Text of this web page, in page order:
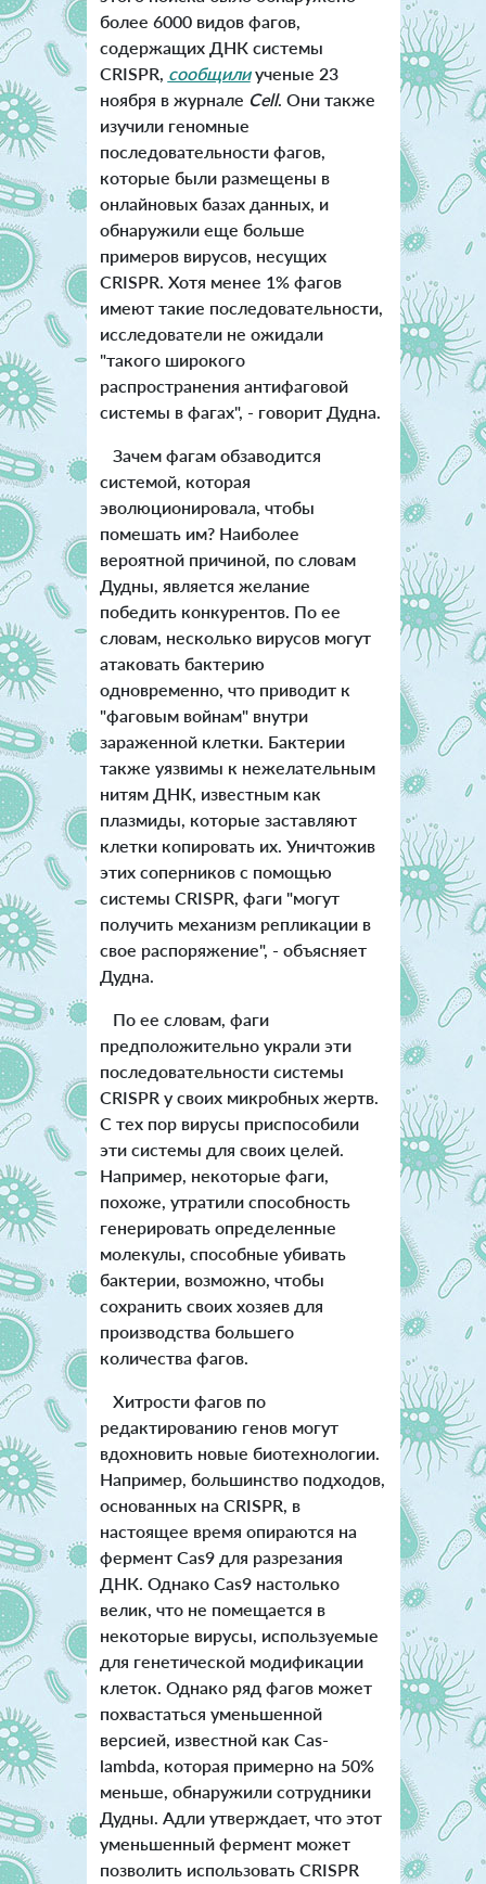
более 6000 видов фагов,
содержащих ДНК системы
CRISPR, сообщилиученые 23
ноября в журнале Cell. Они также
изучили геномные
последовательности фагов,
которые были размещены в
онлайновых базах данных, и
обнаружили еще больше
примеров вирусов, несущих
CRISPR. Хотя менее 1% фагов
имеют такие последовательности,
исследователи не ожидали
"такого широкого
распространения антифаговой
системы в фагах", - говорит Дудна.
Зачем фагам обзаводится
системой, которая
эволюционировала, чтобы
помешать им? Наиболее
вероятной причиной, по словам
Дудны, является желание
победить конкурентов. По ее
словам, несколько вирусов могут
атаковать бактерию
одновременно, что приводит к
"фаговым войнам" внутри
зараженной клетки. Бактерии
также уязвимы к нежелательным
нитям ДНК, известным как
плазмиды, которые заставляют
клетки копировать их. Уничтожив
этих соперников с помощью
системы CRISPR, фаги "могут
получить механизм репликации в
свое распоряжение", - объясняет
Дудна.
По ее словам, фаги
предположительно украли эти
последовательности системы
CRISPR у своих микробных жертв.
С тех пор вирусы приспособили
эти системы для своих целей.
Например, некоторые фаги,
похоже, утратили способность
генерировать определенные
молекулы, способные убивать
бактерии, возможно, чтобы
сохранить своих хозяев для
производства большего
количества фагов.
Хитрости фагов по
редактированию генов могут
вдохновить новые биотехнологии.
Например, большинство подходов,
основанных на CRISPR, в
настоящее время опираются на
фермент Cas9 для разрезания
ДНК. Однако Cas9 настолько
велик, что не помещается в
некоторые вирусы, используемые
для генетической модификации
клеток. Однако ряд фагов может
похвастаться уменьшенной
версией, известной как Cas-
lambda, которая примерно на 50%
меньше, обнаружили сотрудники
Дудны. Адли утверждает, что этот
уменьшенный фермент может
позволить использовать CRISPR